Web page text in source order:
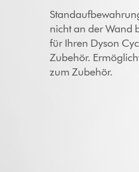
nicht an der Wand
für Ihren Dyson
Zubehör.
zum Zubehör.